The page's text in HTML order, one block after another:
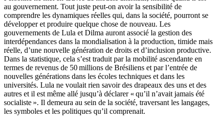
au gouvernement. Tout juste peut-on avoir la sensibilité de
comprendre les dynamiques réelles qui, dans la société, pourront se
développer et produire quelque chose de nouveau. Les
gouvernements de Lula et Dilma auront associé la gestion des
interdépendances dans la mondialisation à la production, timide mais
réelle, d’une nouvelle génération de droits et d’inclusion productive.
Dans la statistique, cela s’est traduit par la mobilité ascendante en
termes de revenus de 50 millions de Brésiliens et par l’entrée de
nouvelles générations dans les écoles techniques et dans les
universités. Lula ne voulait rien savoir des drapeaux des uns et des
autres et il est même allé jusqu’à déclarer « qu’il n’avait jamais été
socialiste ». Il demeura au sein de la société, traversant les langages,
les symboles et les politiques qu’il comprenait.